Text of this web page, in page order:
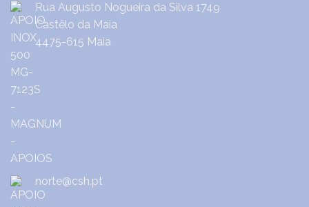
Rua Augusto Nogueira da Silva 1749
Castêlo da Maia
4475-615 Maia
norte@csh.pt